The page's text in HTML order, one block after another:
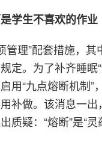
学生不喜欢的作业
管理”配套措施，
定。为了补齐睡眠
用“九点熔断机制
补做。该消息一
质疑：“熔断”是“灵